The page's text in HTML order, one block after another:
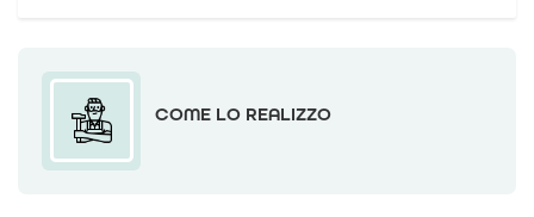
COME LO REALIZZO